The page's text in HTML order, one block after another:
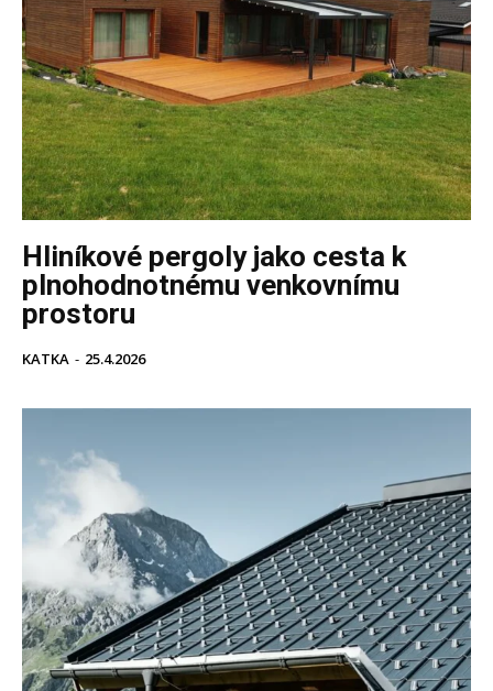
Hliníkové pergoly jako cesta k
plnohodnotnému venkovnímu
prostoru
KATKA - 25.4.2026